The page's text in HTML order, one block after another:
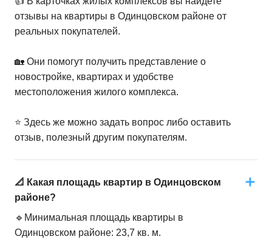
отзывы на квартиры в Одинцовском районе от
реальных покупателей.
🏡 Они помогут получить представление о
новостройке, квартирах и удобстве
местоположения жилого комплекса.
⭐️ Здесь же можно задать вопрос либо оставить
отзыв, полезный другим покупателям.
📐 Какая площадь квартир в Одинцовском
районе?
🔹Минимальная площадь квартиры в
Одинцовском районе: 23,7 кв. м.